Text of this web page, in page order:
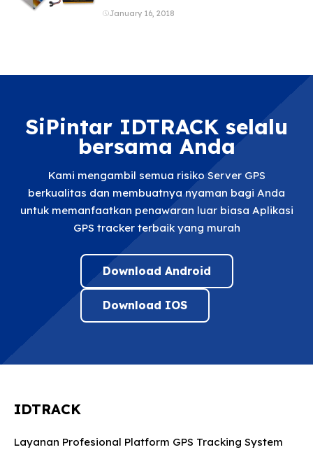
January 16, 2018
SiPintar IDTRACK selalu
bersama Anda
Kami mengambil semua risiko Server GPS
berkualitas dan membuatnya nyaman bagi Anda
untuk memanfaatkan penawaran luar biasa Aplikasi
GPS tracker terbaik yang murah
Download Android
Download IOS
IDTRACK
Layanan Profesional Platform GPS Tracking System